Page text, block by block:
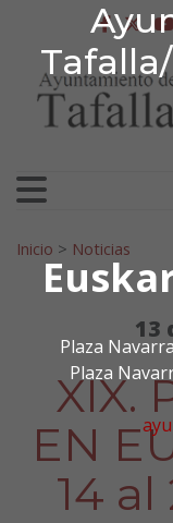
Plaza
Plaza
Ir al contenido
Search for:
Inicio > Noticias
13
XIX.
EN
14